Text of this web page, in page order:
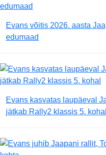
Evans võitis 2026. aasta
edumaad
Evans kasvatas laupäeval
jätkab Rally2 klassis 5. kohal